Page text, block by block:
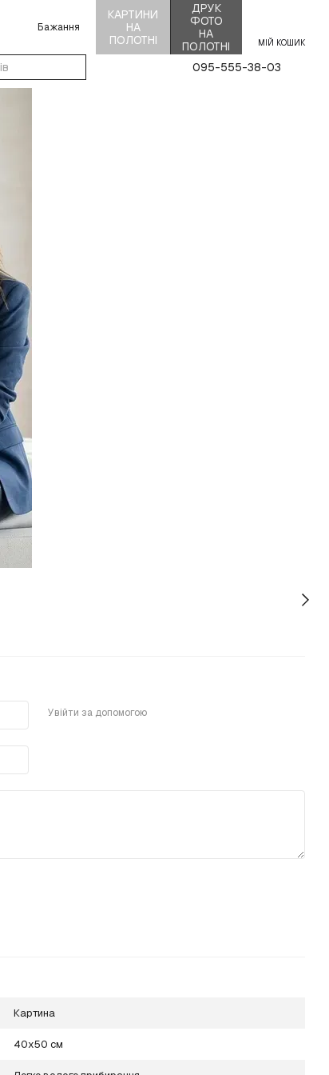
Бажання
КАРТИНИ
НА
ПОЛОТНІ
ДРУК
ФОТО
НА
ПОЛОТНІ
МІЙ КОШИК
095-555-38-03
Увійти за допомогою
Картина
40х50 см